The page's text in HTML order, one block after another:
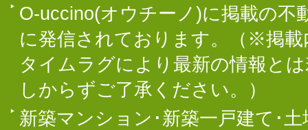
O-uccino(オウチーノ)に掲載の不
に発信されております。（※掲
タイムラグにより最新の情報と
しからずご了承ください。）
新築マンション･新築一戸建て･